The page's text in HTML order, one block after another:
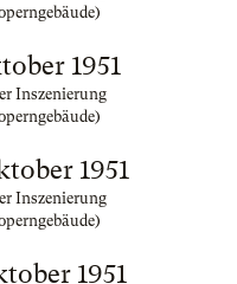
1951
Inszenierung
1951
Inszenierung
1951